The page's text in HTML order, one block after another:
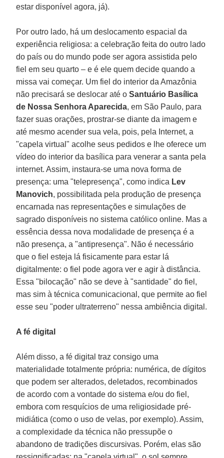
estar disponível agora, já).
Por outro lado, há um deslocamento espacial da
experiência religiosa: a celebração feita do outro lado
do país ou do mundo pode ser agora assistida pelo
fiel em seu quarto – e é ele quem decide quando a
missa vai começar. Um fiel do interior da Amazônia
não precisará se deslocar até oSantuário Basílica
de Nossa Senhora Aparecida, em São Paulo, para
fazer suas orações, prostrar-se diante da imagem e
até mesmo acender sua vela, pois, pela Internet, a
"capela virtual" acolhe seus pedidos e lhe oferece um
vídeo do interior da basílica para venerar a santa pela
internet. Assim, instaura-se uma nova forma de
presença: uma "telepresença", como indica Lev
Manovich, possibilitada pela produção de presença
encarnada nas representações e simulações de
sagrado disponíveis no sistema católico online. Mas a
essência dessa nova modalidade de presença é a
não presença, a "antipresença". Não é necessário
que o fiel esteja lá fisicamente para estar lá
digitalmente: o fiel pode agora ver e agir à distância.
Essa "bilocação" não se deve à "santidade" do fiel,
mas sim à técnica comunicacional, que permite ao fiel
esse seu "poder ultraterreno" nessa ambiência digital.
A fé digital
Além disso, a fé digital traz consigo uma
materialidade totalmente própria: numérica, de dígitos
que podem ser alterados, deletados, recombinados
de acordo com a vontade do sistema e/ou do fiel,
embora com resquícios de uma religiosidade pré-
midiática (como o uso de velas, por exemplo). Assim,
a complexidade da técnica não pressupõe o
abandono de tradições discursivas. Porém, elas são